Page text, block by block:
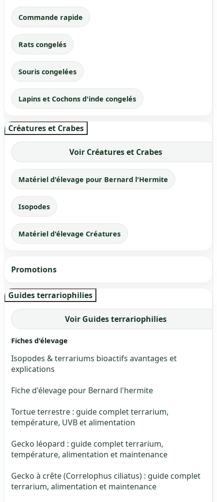
Commande rapide
Rats congelés
Souris congelées
Lapins et Cochons d'inde congelés
Créatures et Crabes
Voir Créatures et Crabes
Matériel d'élevage pour Bernard l'Hermite
Isopodes
Matériel d'élevage Créatures
Promotions
Guides terrariophilies
Voir Guides terrariophilies
Fiches d'élevage
Isopodes & terrariums bioactifs avantages et
explications
Fiche d'élevage pour Bernard l'hermite
Tortue terrestre : guide complet terrarium,
température, UVB et alimentation
Gecko léopard : guide complet terrarium,
température, alimentation et maintenance
Gecko à crête (Correlophus ciliatus) : guide complet
terrarium, alimentation et maintenance